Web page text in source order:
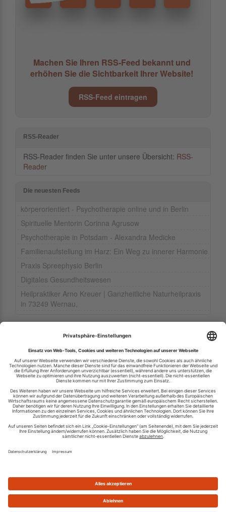
Machen Sie Ihren RSS-Feed bekannt und
erhöhen Sie die Sichtbarkeit Ihrer Website!
RSS-Feed eintragen
RSS-Reader
RSS-Reader finden Sie unter unsere Übersicht: RSS-
Reader
Die neuesten Feeds
körperorientiert - Psychotherapie online und in Berlin
Spirituelle Mentorin Corinna Agrusow
Psychotherapie in Potsdam - Alexandra Medicke
Familienaufstellung im Harz: Ein Weg zu innerer Harmonie
Praxis Spreephysio Berlin
Digitales Gesundheitswesen
Heilpraktiker Arno Kreuer | Ganzheitliche Naturheilpraxis
in 73249 Wernau,
Ihren RSS-Feed veröffentlichen
RSS-Verzeichnis.de © 2003-2026
Impressum
Kontakt
Datenschutzinformation
Cookie-Einstellungen
Was ist ein RSS Feed?
Die besten RSS Reader